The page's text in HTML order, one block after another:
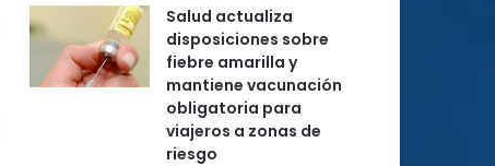
Salud actualiza
disposiciones sobre
fiebre amarilla y
mantiene vacunación
obligatoria para
viajeros a zonas de
riesgo